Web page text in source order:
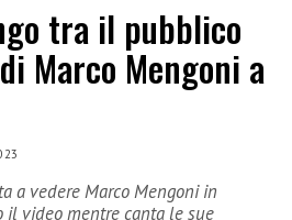
tra il pubblico
Marco Mengoni a
a vedere Marco Mengoni in
il video mentre canta le sue